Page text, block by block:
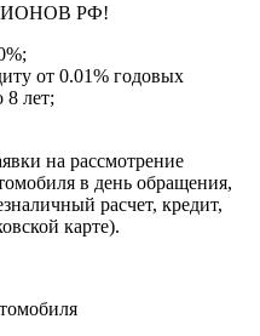
РФ!
от 0.01% годовых
8 лет;
на рассмотрение
в день обращения,
расчет, кредит,
карте).